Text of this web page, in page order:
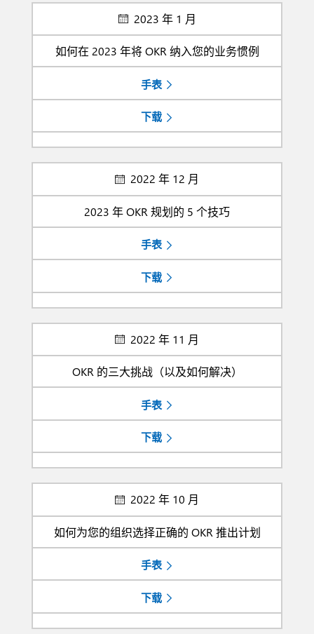
2023 年 1 月
如何在 2023 年将 OKR 纳入您的业务惯例
手表
下载
2022 年 12 月
2023 年 OKR 规划的 5 个技巧
手表
下载
2022 年 11 月
OKR 的三大挑战（以及如何解决）
手表
下载
2022 年 10 月
如何为您的组织选择正确的 OKR 推出计划
手表
下载